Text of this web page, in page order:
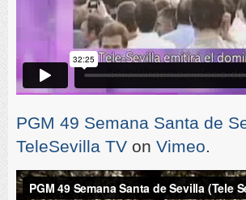
PGM 49 Semana Santa de
TeleSevilla TV on Vimeo.